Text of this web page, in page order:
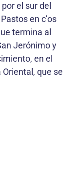
el sur del
en c’os
termina al
Jerónimo y
en el
que se